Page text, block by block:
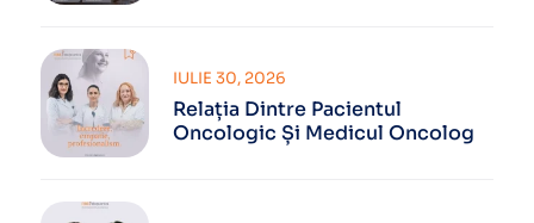
Relația Dintre Pacientul
Oncologic Și Medicul Oncolog
IULIE 30, 2026